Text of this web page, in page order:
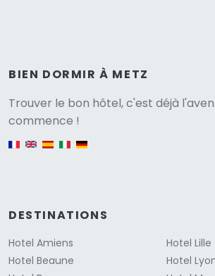
BIEN DORMIR À METZ
Trouver le bon hôtel, c'est déjà
commence !
English version
DESTINATIONS
Hotel Amiens
Hotel Beaune
Hotel Lille
Hotel